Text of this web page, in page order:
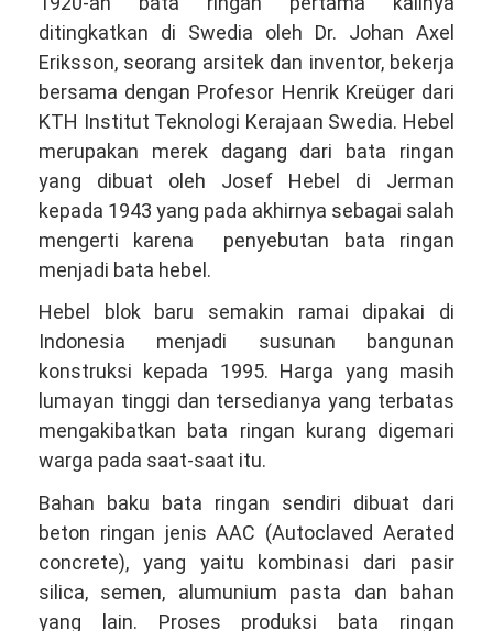
ditingkatkan di Swedia oleh Dr. Johan Axel
Eriksson, seorang arsitek dan inventor, bekerja
bersama dengan Profesor Henrik Kreüger dari
KTH Institut Teknologi Kerajaan Swedia. Hebel
merupakan merek dagang dari bata ringan
yang dibuat oleh Josef Hebel di Jerman
kepada 1943 yang pada akhirnya sebagai salah
mengerti karena penyebutan bata ringan
menjadi bata hebel.
Hebel blok baru semakin ramai dipakai di
Indonesia menjadi susunan bangunan
konstruksi kepada 1995. Harga yang masih
lumayan tinggi dan tersedianya yang terbatas
mengakibatkan bata ringan kurang digemari
warga pada saat-saat itu.
Bahan baku bata ringan sendiri dibuat dari
beton ringan jenis AAC (Autoclaved Aerated
concrete), yang yaitu kombinasi dari pasir
silica, semen, alumunium pasta dan bahan
yang lain. Proses produksi bata ringan